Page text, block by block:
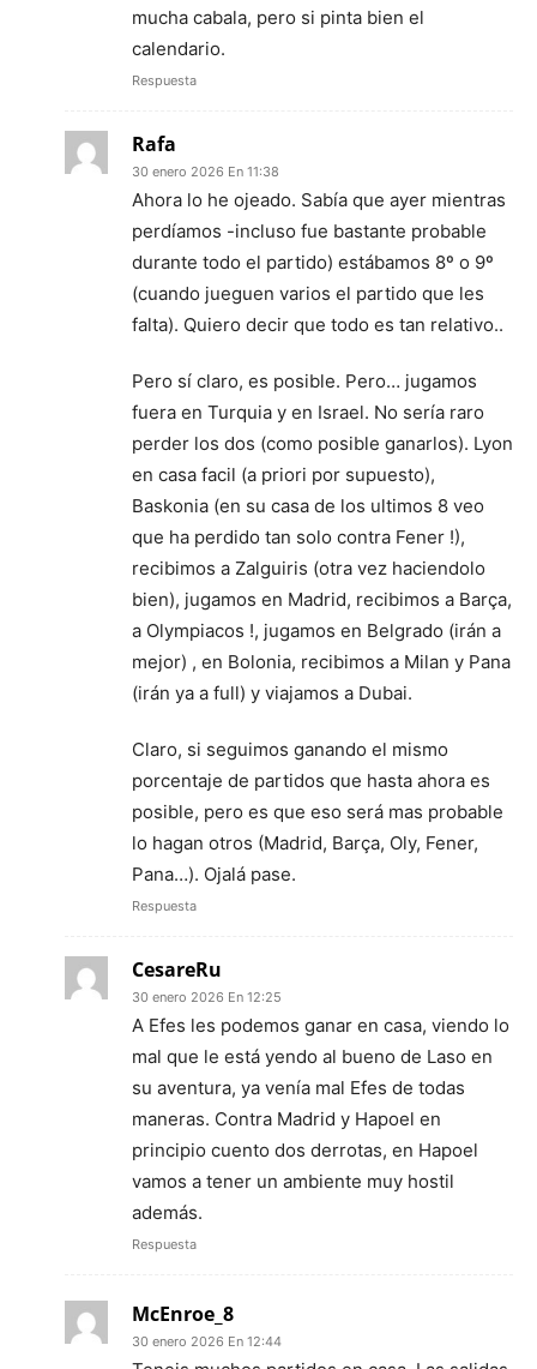
mucha cabala, pero si pinta bien el
calendario.
Respuesta
Rafa
30 enero 2026 En 11:38
Ahora lo he ojeado. Sabía que ayer mientras
perdíamos -incluso fue bastante probable
durante todo el partido) estábamos 8º o 9º
(cuando jueguen varios el partido que les
falta). Quiero decir que todo es tan relativo..
Pero sí claro, es posible. Pero… jugamos
fuera en Turquia y en Israel. No sería raro
perder los dos (como posible ganarlos). Lyon
en casa facil (a priori por supuesto),
Baskonia (en su casa de los ultimos 8 veo
que ha perdido tan solo contra Fener !),
recibimos a Zalguiris (otra vez haciendolo
bien), jugamos en Madrid, recibimos a Barça,
a Olympiacos !, jugamos en Belgrado (irán a
mejor) , en Bolonia, recibimos a Milan y Pana
(irán ya a full) y viajamos a Dubai.
Claro, si seguimos ganando el mismo
porcentaje de partidos que hasta ahora es
posible, pero es que eso será mas probable
lo hagan otros (Madrid, Barça, Oly, Fener,
Pana…). Ojalá pase.
Respuesta
CesareRu
30 enero 2026 En 12:25
A Efes les podemos ganar en casa, viendo lo
mal que le está yendo al bueno de Laso en
su aventura, ya venía mal Efes de todas
maneras. Contra Madrid y Hapoel en
principio cuento dos derrotas, en Hapoel
vamos a tener un ambiente muy hostil
además.
Respuesta
McEnroe_8
30 enero 2026 En 12:44